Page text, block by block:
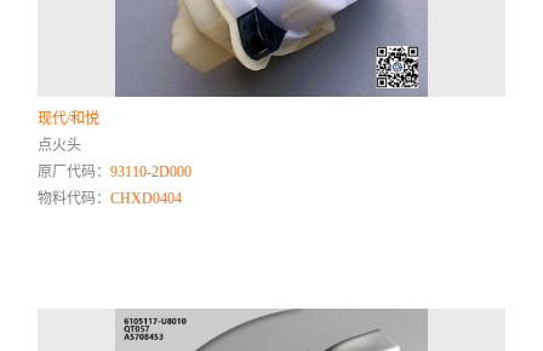
现代/和悦
点火头
原厂代码：93110-2D000
物料代码：CHXD0404